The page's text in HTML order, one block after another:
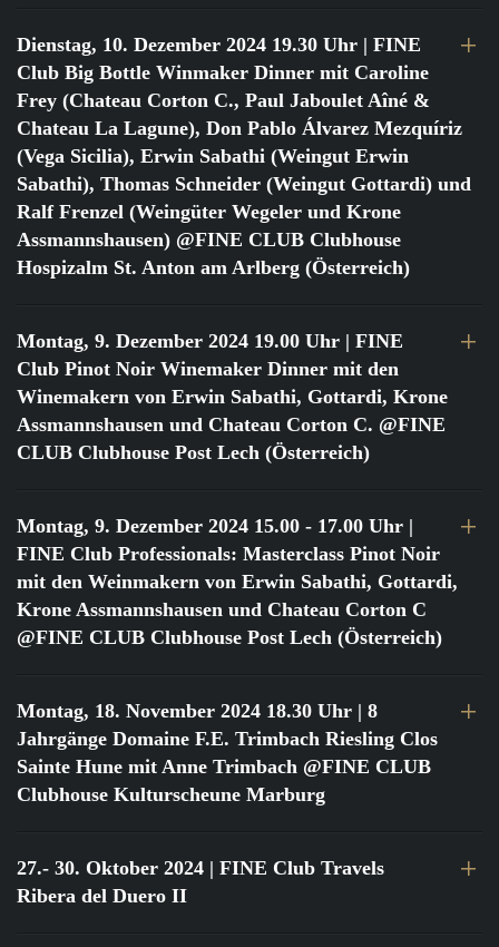
Dienstag, 10. Dezember 2024 19.30 Uhr | FINE
Club Big Bottle Winmaker Dinner mit Caroline
Frey (Chateau Corton C., Paul Jaboulet Aîné &
Chateau La Lagune), Don Pablo Álvarez Mezquíriz
(Vega Sicilia), Erwin Sabathi (Weingut Erwin
Sabathi), Thomas Schneider (Weingut Gottardi) und
Ralf Frenzel (Weingüter Wegeler und Krone
Assmannshausen) @FINE CLUB Clubhouse
Hospizalm St. Anton am Arlberg (Österreich)
Montag, 9. Dezember 2024 19.00 Uhr | FINE
Club Pinot Noir Winemaker Dinner mit den
Winemakern von Erwin Sabathi, Gottardi, Krone
Assmannshausen und Chateau Corton C. @FINE
CLUB Clubhouse Post Lech (Österreich)
Montag, 9. Dezember 2024 15.00 - 17.00 Uhr |
FINE Club Professionals: Masterclass Pinot Noir
mit den Weinmakern von Erwin Sabathi, Gottardi,
Krone Assmannshausen und Chateau Corton C
@FINE CLUB Clubhouse Post Lech (Österreich)
Montag, 18. November 2024 18.30 Uhr | 8
Jahrgänge Domaine F.E. Trimbach Riesling Clos
Sainte Hune mit Anne Trimbach @FINE CLUB
Clubhouse Kulturscheune Marburg
27.- 30. Oktober 2024 | FINE Club Travels
Ribera del Duero II